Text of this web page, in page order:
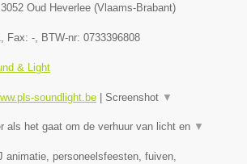
3052 Oud Heverlee (Vlaams-Brabant)
, Fax: - , BTW-nr: 0733396808
& Light
soundlight.be Screenshot ▼
als het gaat om de verhuur van licht en ▼
animatie, personeelsfeesten, fuiven,